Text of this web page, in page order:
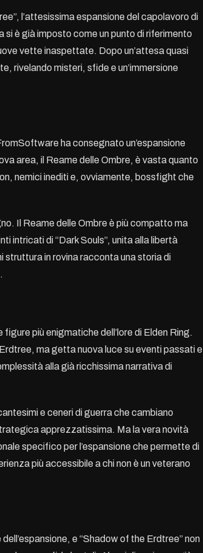
l’attesissima espansione del capolavoro di
è già imposto come un punto di riferimento
vette inaspettate. Dopo un’attesa quasi
rivelando misteri, sfide e un’immersione
ha consegnato un’espansione
area, il Reame delle Ombre, è vasta quanto
nemici inediti e, ovviamente, bossfight che
Il Reame delle Ombre è più compatto ma
intricati di “Dark Souls”, unita alla libertà
struttura in rovina racconta una storia di
più enigmatiche dell’lore di Elden Ring.
ma getta nuova luce su eventi passati e
alla già ricchissima narrativa di
e ceneri di guerra che cambiano
apprezzatissima. Ma la vera novità
specifico per l’espansione che permette di
più accessibile a chi non è un veterano
e “Shadow of the Erdtree” non